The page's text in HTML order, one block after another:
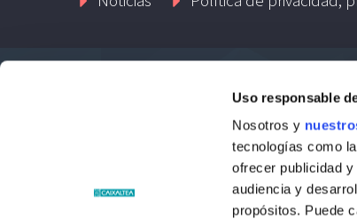
Uso responsable
Nosotros y
tecnologías como
ofrecer publicidad
audiencia y
propósitos. Puede
Passatge Llaurador, 1-1º 03590 Altea
Phone: +34 96 584 15 00